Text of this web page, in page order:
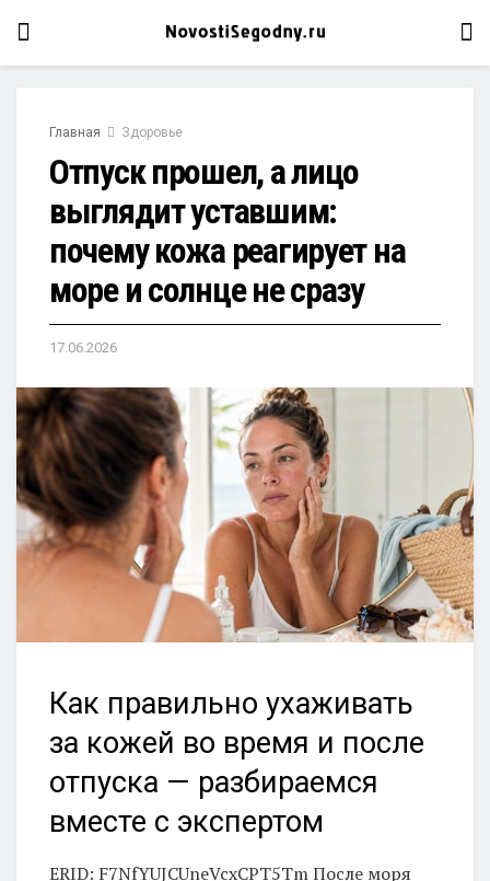
Главная Здоровье
Отпуск прошел, а лицо
выглядит уставшим:
почему кожа реагирует на
море и солнце не сразу
17.06.2026
Как правильно ухаживать
за кожей во время и после
отпуска — разбираемся
вместе с экспертом
ERID: F7NfYUJCUneVcxCPT5Tm После моря